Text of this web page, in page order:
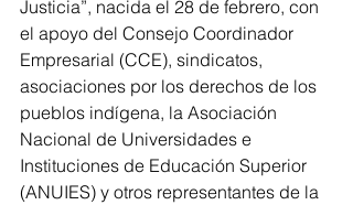
Justicia”, nacida el 28 de febrero, con
el apoyo del Consejo Coordinador
Empresarial (CCE), sindicatos,
asociaciones por los derechos de los
pueblos indígena, la Asociación
Nacional de Universidades e
Instituciones de Educación Superior
(ANUIES) y otros representantes de la